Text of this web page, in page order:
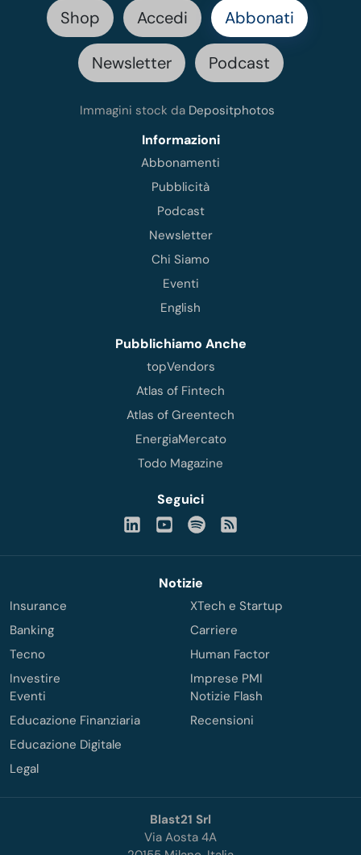
Shop Accedi Abbonati
Newsletter Podcast
Immagini stock da Depositphotos
Informazioni
Abbonamenti
Pubblicità
Podcast
Newsletter
Chi Siamo
Eventi
English
Pubblichiamo Anche
topVendors
Atlas of Fintech
Atlas of Greentech
EnergiaMercato
Todo Magazine
Seguici
Notizie
Insurance
Banking
Tecno
Investire
XTech e Startup
Carriere
Human Factor
Imprese PMI
Eventi
Educazione Finanziaria
Educazione Digitale
Legal
Notizie Flash
Recensioni
Blast21 Srl
Via Aosta 4A